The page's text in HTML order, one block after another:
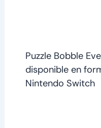
Puzzle Bobble
disponible en
Nintendo Switch